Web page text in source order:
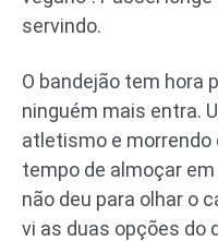
servindo.
O bandejão tem hora
ninguém mais entra.
atletismo e morrendo
tempo de almoçar
não deu para olhar o
vi as duas opções do